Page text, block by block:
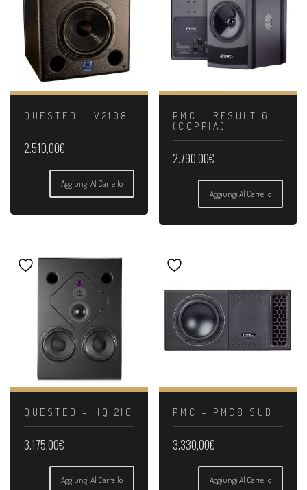
QUESTED – V2108
2.510,00€
Aggiungi Al Carrello
PMC – RESULT 6
(COPPIA)
2.790,00€
Aggiungi Al Carrello
QUESTED – HQ 210
3.175,00€
Aggiungi Al Carrello
PMC – PMC8 SUB
3.330,00€
Aggiungi Al Carrello